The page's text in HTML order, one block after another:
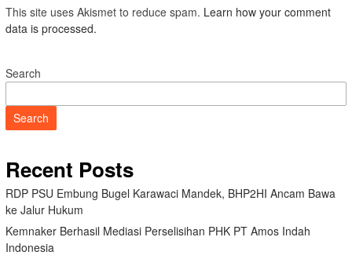
This site uses Akismet to reduce spam. Learn how your comment
data is processed.
Search
Search
Recent Posts
RDP PSU Embung Bugel Karawaci Mandek, BHP2HI Ancam Bawa
ke Jalur Hukum
Kemnaker Berhasil Mediasi Perselisihan PHK PT Amos Indah
Indonesia